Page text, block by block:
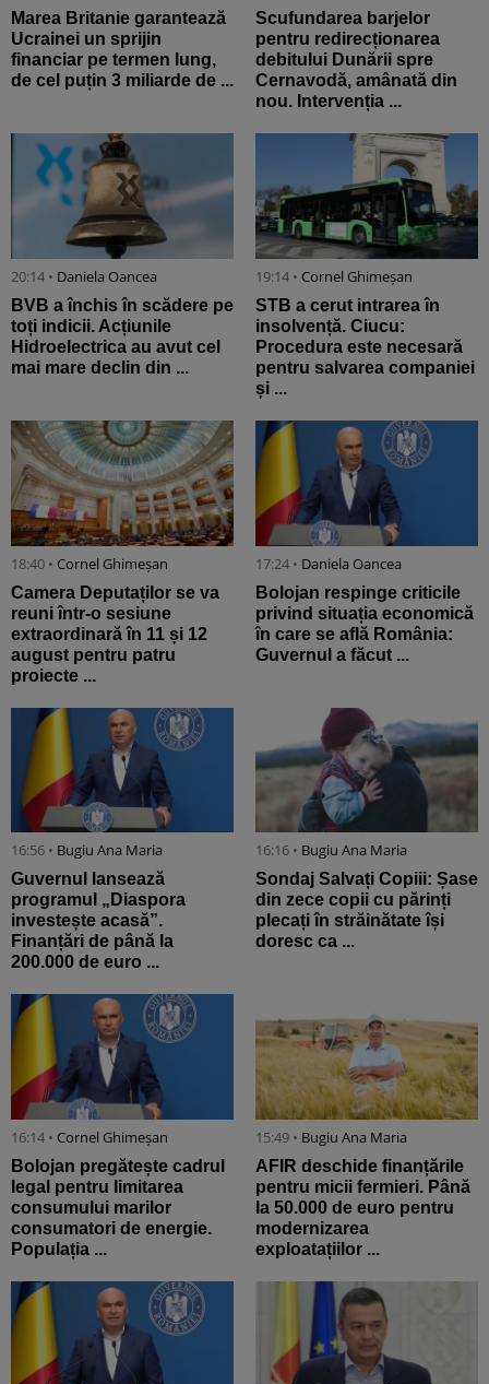
Marea Britanie garantează
Ucrainei un sprijin
financiar pe termen lung,
de cel puțin 3 miliarde de ...
Scufundarea barjelor
pentru redirecționarea
debitului Dunării spre
Cernavodă, amânată din
nou. Intervenția ...
20:14 • Daniela Oancea
BVB a închis în scădere pe
toți indicii. Acțiunile
Hidroelectrica au avut cel
mai mare declin din ...
19:14 • Cornel Ghimeșan
STB a cerut intrarea în
insolvență. Ciucu:
Procedura este necesară
pentru salvarea companiei
și ...
18:40 • Cornel Ghimeșan
Camera Deputaților se va
reuni într-o sesiune
extraordinară în 11 și 12
august pentru patru
proiecte ...
17:24 • Daniela Oancea
Bolojan respinge criticile
privind situația economică
în care se află România:
Guvernul a făcut ...
16:56 • Bugiu ⁠Ana Maria
Guvernul lansează
programul „Diaspora
investește acasă”.
Finanțări de până la
200.000 de euro ...
16:16 • Bugiu ⁠Ana Maria
Sondaj Salvați Copiii: Șase
din zece copii cu părinți
plecați în străinătate își
doresc ca ...
16:14 • Cornel Ghimeșan
Bolojan pregătește cadrul
legal pentru limitarea
consumului marilor
consumatori de energie.
Populația ...
15:49 • Bugiu ⁠Ana Maria
AFIR deschide finanțările
pentru micii fermieri. Până
la 50.000 de euro pentru
modernizarea
exploatațiilor ...